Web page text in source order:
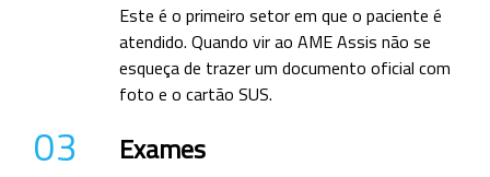
Este é o primeiro setor em que o paciente é
atendido. Quando vir ao AME Assis não se
esqueça de trazer um documento oficial com
foto e o cartão SUS.
03 Exames